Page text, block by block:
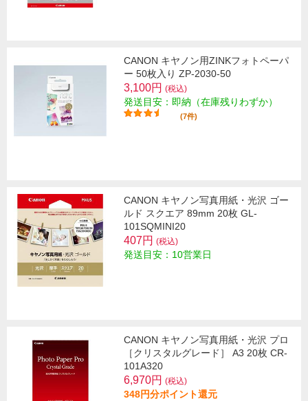
CANON キヤノン用ZINKフォトペーパ
ー 50枚入り ZP-2030-50
3,100円 (税込)
発送目安：即納（在庫残りわずか）
(7件)
CANON キヤノン写真用紙・光沢 ゴー
ルド スクエア 89mm 20枚 GL-
101SQMINI20
407円 (税込)
発送目安：10営業日
CANON キヤノン写真用紙・光沢 プロ
［クリスタルグレード］ A3 20枚 CR-
101A320
6,970円 (税込)
348円分ポイント還元